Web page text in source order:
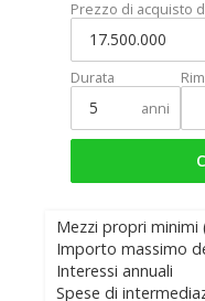
Prezzo di acquisto
Durata
anni
Mezzi propri minimi
Importo massimo
Interessi annuali
Spese di